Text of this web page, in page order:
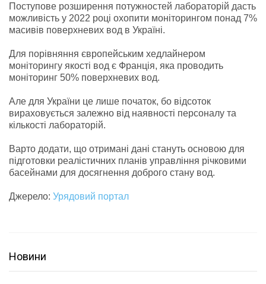
Поступове розширення потужностей лабораторій дасть
можливість у 2022 році охопити моніторингом понад 7%
масивів поверхневих вод в Україні.
Для порівняння європейським хедлайнером
моніторингу якості вод є Франція, яка проводить
моніторинг 50% поверхневих вод.
Але для України це лише початок, бо відсоток
вираховується залежно від наявності персоналу та
кількості лабораторій.
Варто додати, що отримані дані стануть основою для
підготовки реалістичних планів управління річковими
басейнами для досягнення доброго стану вод.
Джерело: Урядовий портал
Новини